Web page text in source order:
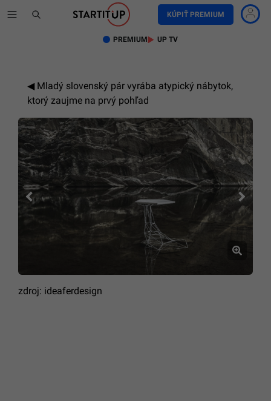
KÚPIŤ PREMIUM
PREMIUM UP TV
Mladý slovenský pár vyrába atypický nábytok,
ktorý zaujme na prvý pohľad
zdroj: ideaferdesign